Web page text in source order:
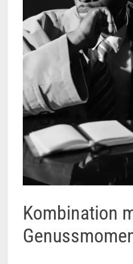
Kombination